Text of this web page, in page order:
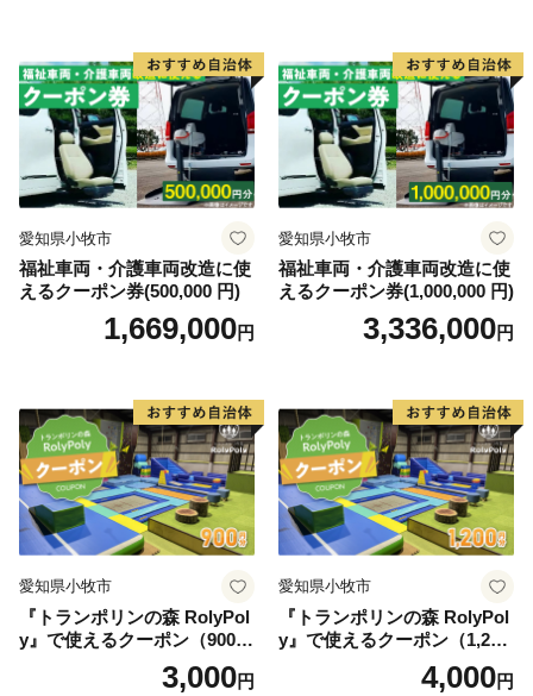
化や祭り。それらが一体となっていまもいきづいていま
す。
愛知県小牧市
福祉車両・介護車両改造に使
えるクーポン券(500,000 円)
1,669,000円
愛知県小牧市
福祉車両・介護車両改造に使
えるクーポン券(1,000,000 円)
3,336,000円
愛知県小牧市
『トランポリンの森 RolyPol
y』で使えるクーポン（900
3,000円
愛知県小牧市
『トランポリンの森 RolyPol
y』で使えるクーポン（1,200
4,000円